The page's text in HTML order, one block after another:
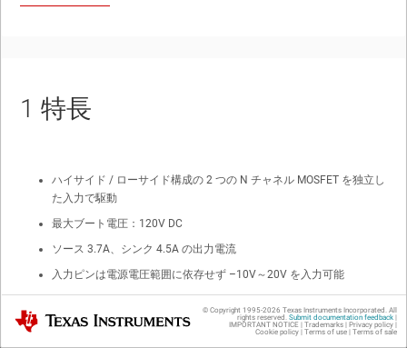
1 特長
ハイサイド / ローサイド構成の 2 つの N チャネル MOSFET を独立し
た入力で駆動
最大ブート電圧：120V DC
ソース 3.7A、シンク 4.5A の出力電流
入力ピンは電源電圧範囲に依存せず –10V～20V を入力可能
TTL 互換の入力バージョン
8V～17V VDD の動作範囲 (絶対最大定格 20V)
Texas Instruments © Copyright 1995-2026 Texas Instruments Incorporated. All
rights reserved. Submit documentation feedback|
IMPORTANT NOTICE | Trademarks| Privacy policy|
Cookie policy| Terms of use| Terms of sale